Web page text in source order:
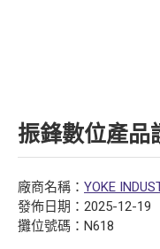
振鋒數位產品
廠商名稱： YOKE
發佈日期：2025-12-19
攤位號碼：N618